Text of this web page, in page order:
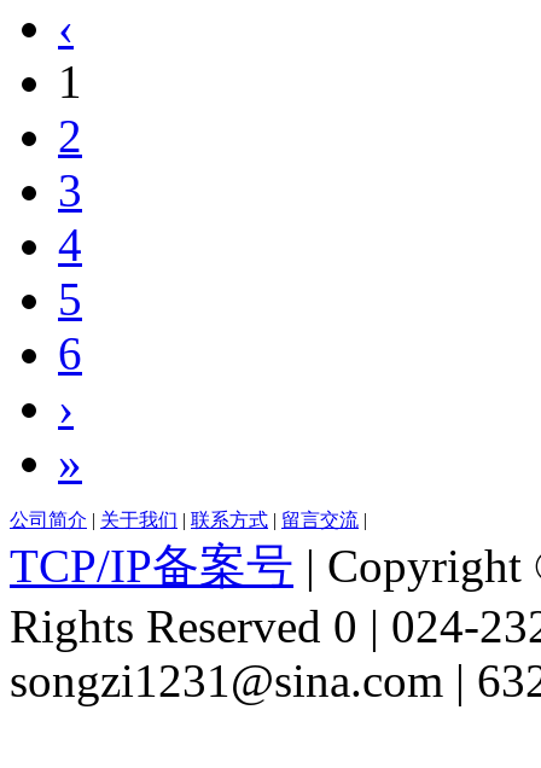
‹
1
2
3
4
5
6
›
»
公司简介 | 关于我们 | 联系方式 | 留言交流 |
TCP/IP备案号 | Copyright
Rights Reserved 0 | 024-
songzi1231@sina.com |